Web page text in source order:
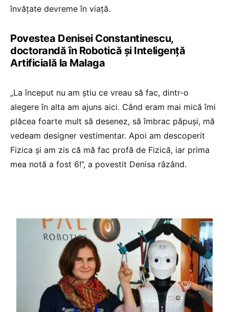
învățate devreme în viață.
Povestea Denisei Constantinescu,
doctorandă în Robotică și Inteligență
Artificială la Malaga
„La început nu am știu ce vreau să fac, dintr-o
alegere în alta am ajuns aici. Când eram mai mică îmi
plăcea foarte mult să desenez, să îmbrac păpuși, mă
vedeam designer vestimentar. Apoi am descoperit
Fizica și am zis că mă fac profă de Fizică, iar prima
mea notă a fost 6!”, a povestit Denisa râzând.